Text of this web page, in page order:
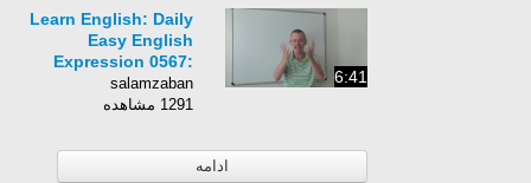
6:41
Learn English: Daily
Easy English
Expression 0567:
Dork
salamzaban
1291 مشاهده
ادامه